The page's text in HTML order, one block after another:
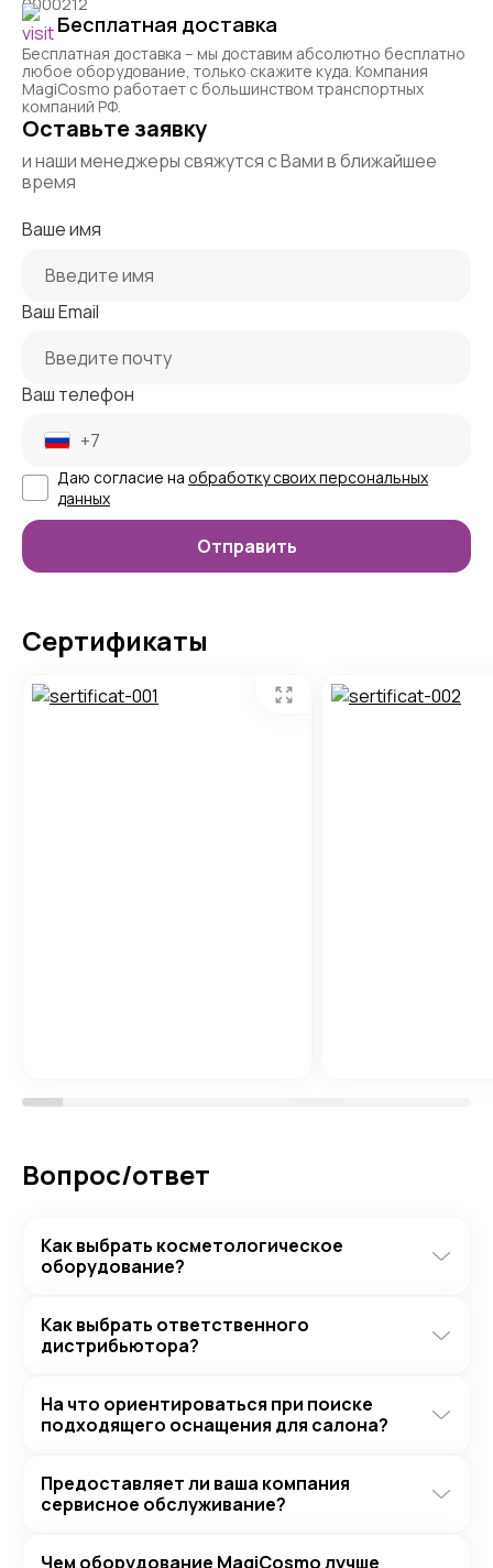
Бесплатная доставка
Бесплатная доставка – мы доставим абсолютно бесплатно
любое оборудование, только скажите куда. Компания
MagiCosmo работает с большинством транспортных
компаний РФ.
Оставьте заявку
и наши менеджеры свяжутся с Вами в ближайшее
время
Ваше имя
Ваш Email
Ваш телефон
Даю согласие на обработку своих персональных
данных
Сертификаты
Вопрос/ответ
Как выбрать косметологическое
оборудование?
Как выбрать ответственного
дистрибьютора?
На что ориентироваться при поиске
подходящего оснащения для салона?
Предоставляет ли ваша компания
сервисное обслуживание?
Чем оборудование MagiCosmo лучше